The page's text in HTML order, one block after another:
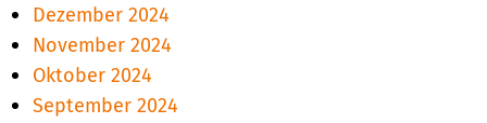
Dezember 2024
November 2024
Oktober 2024
September 2024